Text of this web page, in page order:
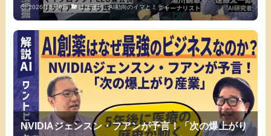
2026年6月6日 ほぼ週刊、AI動向のイマとミライ
NVIDIAジェンスン・フアンが予言！「次の爆上がり